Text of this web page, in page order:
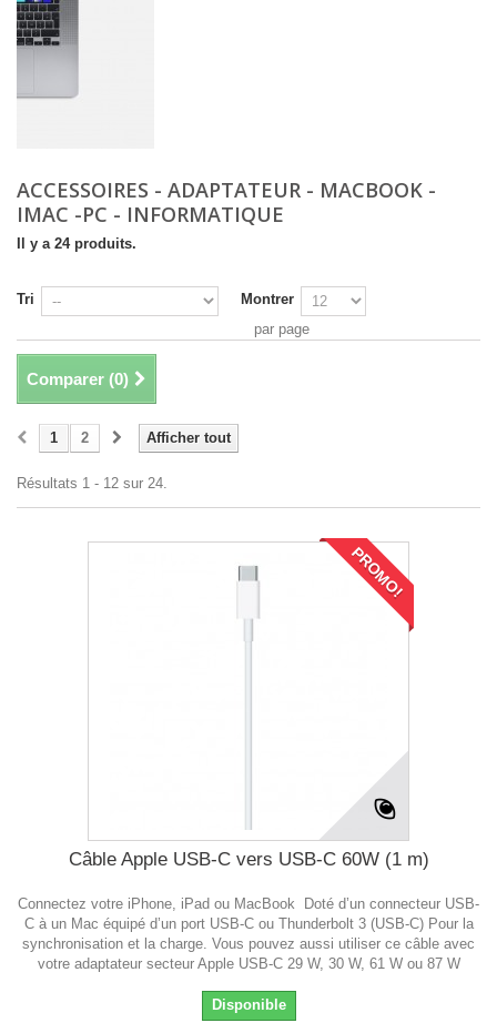
ACCESSOIRES - ADAPTATEUR - MACBOOK -
IMAC -PC - INFORMATIQUE
Il y a 24 produits.
Tri
Montrer
par page
Comparer (0)
Afficher tout
1 2
Résultats 1 - 12 sur 24.
PROMO!
Câble Apple USB-C vers USB-C 60W (1 m)
Connectez votre iPhone, iPad ou MacBook Doté d’un connecteur USB-
C à un Mac équipé d’un port USB‑C ou Thunderbolt 3 (USB‑C) Pour la
synchronisation et la charge. Vous pouvez aussi utiliser ce câble avec
votre adaptateur secteur Apple USB-C 29 W, 30 W, 61 W ou 87 W
Disponible